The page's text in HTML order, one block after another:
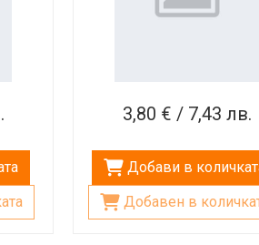
3,80 € / 7,43 лв.
Добави в
Добавен в